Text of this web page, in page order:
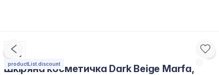
productList.discount
Шкіряна косметичка Dark Beige Marfa,